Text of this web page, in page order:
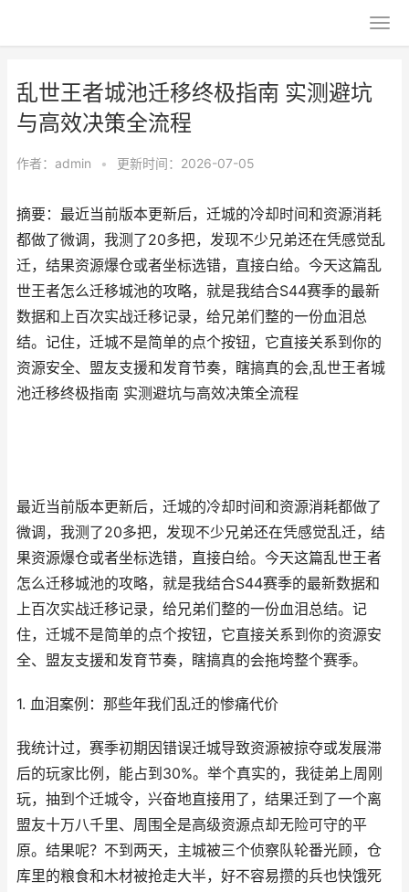
乱世王者城池迁移终极指南 实测避坑
与高效决策全流程
作者： admin • 更新时间：2026-07-05
摘要：最近当前版本更新后，迁城的冷却时间和资源消耗
都做了微调，我测了20多把，发现不少兄弟还在凭感觉乱
迁，结果资源爆仓或者坐标选错，直接白给。今天这篇乱
世王者怎么迁移城池的攻略，就是我结合S44赛季的最新
数据和上百次实战迁移记录，给兄弟们整的一份血泪总
结。记住，迁城不是简单的点个按钮，它直接关系到你的
资源安全、盟友支援和发育节奏，瞎搞真的会,乱世王者城
池迁移终极指南 实测避坑与高效决策全流程
最近当前版本更新后，迁城的冷却时间和资源消耗都做了
微调，我测了20多把，发现不少兄弟还在凭感觉乱迁，结
果资源爆仓或者坐标选错，直接白给。今天这篇乱世王者
怎么迁移城池的攻略，就是我结合S44赛季的最新数据和
上百次实战迁移记录，给兄弟们整的一份血泪总结。记
住，迁城不是简单的点个按钮，它直接关系到你的资源安
全、盟友支援和发育节奏，瞎搞真的会拖垮整个赛季。
1. 血泪案例：那些年我们乱迁的惨痛代价
我统计过，赛季初期因错误迁城导致资源被掠夺或发展滞
后的玩家比例，能占到30%。举个真实的，我徒弟上周刚
玩，抽到个迁城令，兴奋地直接用了，结果迁到了一个离
盟友十万八千里、周围全是高级资源点却无险可守的平
原。结果呢？不到两天，主城被三个侦察队轮番光顾，仓
库里的粮食和木材被抢走大半，好不容易攒的兵也快饿死